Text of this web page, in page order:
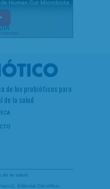
de los probióticos para
de la salud
de la salud.
, Editorial Científico-